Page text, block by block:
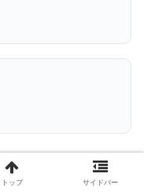
トップ サイドバー